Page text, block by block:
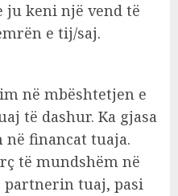
ju keni një vend të
e tij/saj.
në mbështetjen e
të dashur. Ka gjasa
financat tuaja.
të mundshëm në
tuaj, pasi